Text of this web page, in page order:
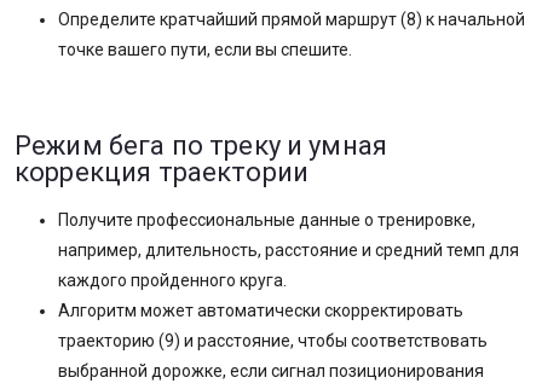
Определите кратчайший прямой маршрут (8) к начальной
точке вашего пути, если вы спешите.
Режим бега по треку и умная
коррекция траектории
Получите профессиональные данные о тренировке,
например, длительность, расстояние и средний темп для
каждого пройденного круга.
Алгоритм может автоматически скорректировать
траекторию (9) и расстояние, чтобы соответствовать
выбранной дорожке, если сигнал позиционирования